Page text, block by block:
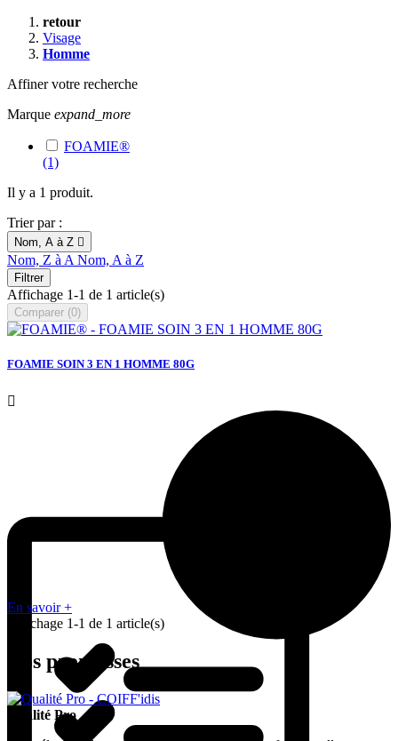
retour
Visage
Homme
Affiner votre recherche
Marque expand_more
FOAMIE®
(1)
Il y a 1 produit.
Trier par :
Nom, A à Z 
Nom, Z à A Nom, A à Z
Filtrer
Affichage 1-1 de 1 article(s)
Comparer (0)‎
FOAMIE SOIN 3 EN 1 HOMME 80G

En savoir +
Affichage 1-1 de 1 article(s)
Nos promesses
Qualité Pro